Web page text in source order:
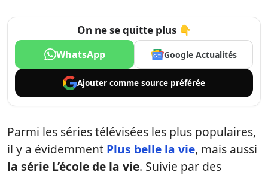
On ne se quitte plus 👇
WhatsApp Google Actualités
Ajouter comme source préférée
Parmi les séries télévisées les plus populaires,
il y a évidemment Plus belle la vie, mais aussi
la série L’école de la vie. Suivie par des